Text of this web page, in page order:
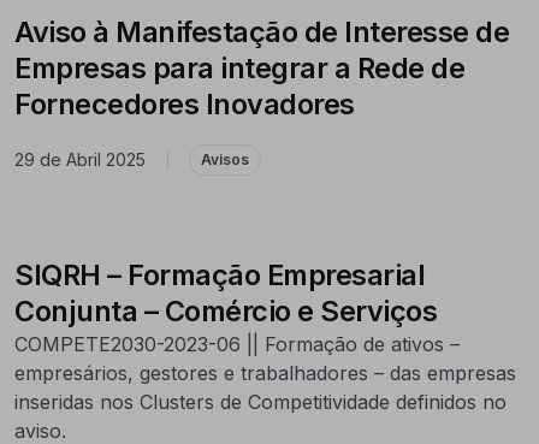
Aviso à Manifestação de Interesse de
Empresas para integrar a Rede de
Fornecedores Inovadores
29 de Abril 2025 Avisos
SIQRH – Formação Empresarial
Conjunta – Comércio e Serviços
COMPETE2030-2023-06 || Formação de ativos –
empresários, gestores e trabalhadores – das empresas
inseridas nos Clusters de Competitividade definidos no
aviso.